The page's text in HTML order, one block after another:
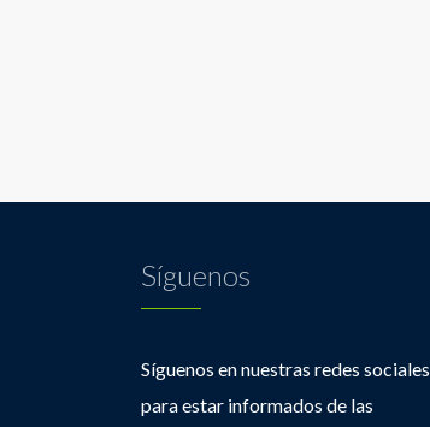
Síguenos
Síguenos en nuestras redes sociales
para estar informados de las